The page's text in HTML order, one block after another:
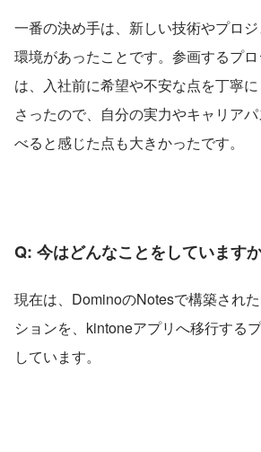
一番の決め手は、新しい技術やプロ
環境があったことです。参画するプ
は、入社前に希望や不安な点を丁寧
さったので、自分の実力やキャリア
べると感じた点も大きかったです。
Q: 今はどんなことをしています
現在は、DominoのNotesで構築され
ションを、kintoneアプリへ移行する
しています。